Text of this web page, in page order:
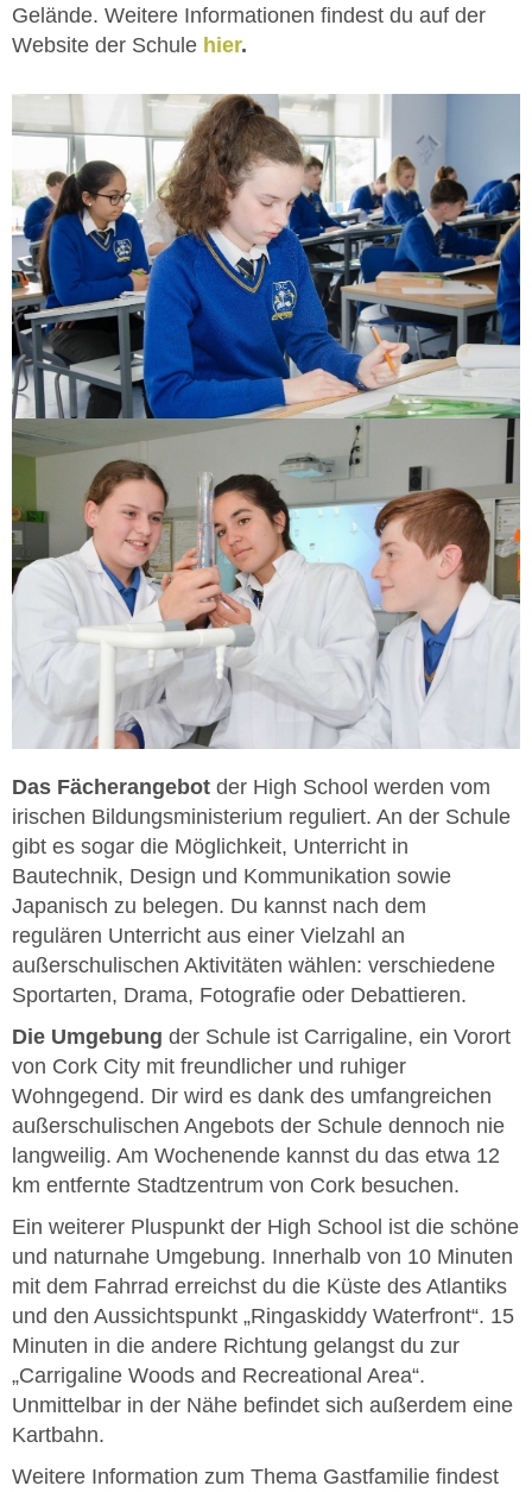
Gelände. Weitere Informationen findest du auf der
Website der Schule hier.
Das Fächerangebot der High School werden vom
irischen Bildungsministerium reguliert. An der Schule
gibt es sogar die Möglichkeit, Unterricht in
Bautechnik, Design und Kommunikation sowie
Japanisch zu belegen. Du kannst nach dem
regulären Unterricht aus einer Vielzahl an
außerschulischen Aktivitäten wählen: verschiedene
Sportarten, Drama, Fotografie oder Debattieren.
Die Umgebung der Schule ist Carrigaline, ein Vorort
von Cork City mit freundlicher und ruhiger
Wohngegend. Dir wird es dank des umfangreichen
außerschulischen Angebots der Schule dennoch nie
langweilig. Am Wochenende kannst du das etwa 12
km entfernte Stadtzentrum von Cork besuchen.
Ein weiterer Pluspunkt der High School ist die schöne
und naturnahe Umgebung. Innerhalb von 10 Minuten
mit dem Fahrrad erreichst du die Küste des Atlantiks
und den Aussichtspunkt „Ringaskiddy Waterfront“. 15
Minuten in die andere Richtung gelangst du zur
„Carrigaline Woods and Recreational Area“.
Unmittelbar in der Nähe befindet sich außerdem eine
Kartbahn.
Weitere Information zum Thema Gastfamilie findest